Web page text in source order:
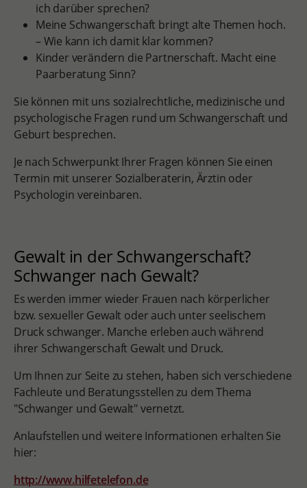
ich darüber sprechen?
Meine Schwangerschaft bringt alte Themen hoch.
– Wie kann ich damit klar kommen?
Kinder verändern die Partnerschaft. Macht eine
Paarberatung Sinn?
Sie können mit uns sozialrechtliche, medizinische und
psychologische Fragen rund um Schwangerschaft und
Geburt besprechen.
Je nach Schwerpunkt Ihrer Fragen können Sie einen
Termin mit unserer Sozialberaterin, Ärztin oder
Psychologin vereinbaren.
Gewalt in der Schwangerschaft?
Schwanger nach Gewalt?
Es werden immer wieder Frauen nach körperlicher
bzw. sexueller Gewalt oder auch unter seelischem
Druck schwanger. Manche erleben auch während
ihrer Schwangerschaft Gewalt und Druck.
Um Ihnen zur Seite zu stehen, haben sich verschiedene
Fachleute und Beratungsstellen zu dem Thema
"Schwanger und Gewalt" vernetzt.
Anlaufstellen und weitere Informationen erhalten Sie
hier:
http://www.hilfetelefon.de